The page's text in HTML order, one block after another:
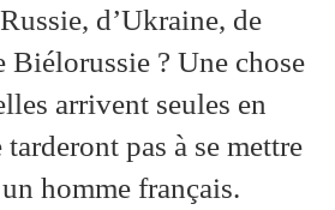
d’Ukraine, de
? Une chose
arrivent seules en
pas à se mettre
homme français.